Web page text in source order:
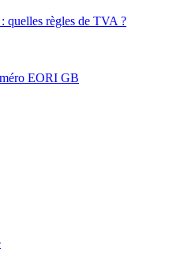
quelles règles de TVA ?
EORI GB